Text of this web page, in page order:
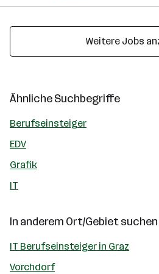
Weitere Jobs
Ähnliche Suchbegriffe
Berufseinsteiger
EDV
Grafik
IT
In anderem Ort/Gebiet suchen
IT Berufseinsteiger in Graz
Vorchdorf